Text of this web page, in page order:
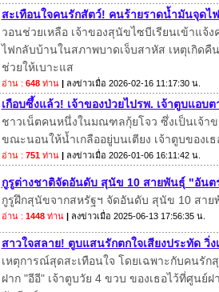
สะเทือนใจคนรักสัตว์! คนร้ายราดน้ำมันจุดไ
วอนช่วยเหลือ เจ้าของสุนัขไซบีเรียนเข้าแ
ไฟกลับบ้านในสภาพบาดเจ็บสาหัส เหตุเกิด
ช่วยให้เบาะแส
อ่าน : 648ท่าน | ลงข่าวเมื่อ 2026-02-16 11:17:30 น.
เกือบซึ้งแล้ว! เจ้าของป่วยไปรพ. เจ้าตูบแอบ
ชาวเน็ตคนหนึ่งในมณฑลกุ้ยโจว ซึ่งเป็นเจ้า
ขณะนอนให้น้ำเกลืออยู่บนเตียง เจ้าตูบของเ
อ่าน : 751ท่าน | ลงข่าวเมื่อ 2026-01-06 16:11:42 น.
กูรูต่างชาติจัดอันดับ สุนัข 10 สายพันธุ์ "อันต
กูรูฝึกสุนัขจากสหรัฐฯ จัดอันดับ สุนัข 10 สา
อ่าน : 1448ท่าน | ลงข่าวเมื่อ 2025-06-13 17:56:35 น.
สาวใจสลาย! ตูบแสนรักตกใจเสียงประทัด วิ่
เหตุการณ์สุดสะเทือนใจ โดยเฉพาะกับคนรั
ฝาก "อีอี" เจ้าตูบวัย 4 ขวบ ของเธอไว้ที่ศูนย์